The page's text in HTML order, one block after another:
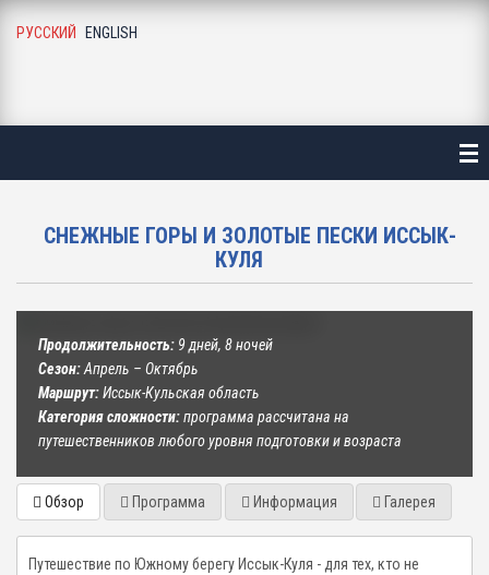
РУССКИЙ ENGLISH
И НОВОСТИ
И ПАРТНЕРЫ
СНЕЖНЫЕ ГОРЫ И ЗОЛОТЫЕ ПЕСКИ ИССЫК-
КУЛЯ
Продолжительность: 9 дней, 8 ночей
Сезон:Апрель – Октябрь
Маршрут:Иссык-Кульская область
Категория сложности:программа рассчитана на
путешественников любого уровня подготовки и возраста
Обзор Программа Информация Галерея
Путешествие по Южному берегу Иссык-Куля - для тех, кто не